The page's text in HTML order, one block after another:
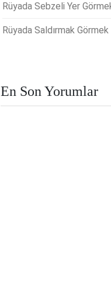
Rüyada Sebzeli Yer
Rüyada Saldırmak Görmek
En Son Yorumlar